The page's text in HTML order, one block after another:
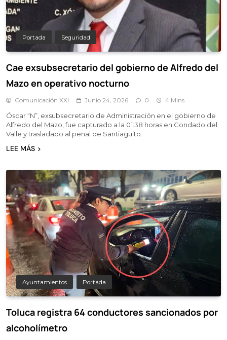
Portada Seguridad
Cae exsubsecretario del gobierno de Alfredo del
Mazo en operativo nocturno
Comunicación XXI Junio 24, 2026 0 4 Mins
Óscar “N”, exsubsecretario de Administración en el gobierno de
Alfredo del Mazo, fue capturado a la 01:38 horas en Condado del
Valle y trasladado al penal de Santiaguito.
LEE MÁS
Ayuntamientos Portada
Toluca registra 64 conductores sancionados por
alcoholímetro